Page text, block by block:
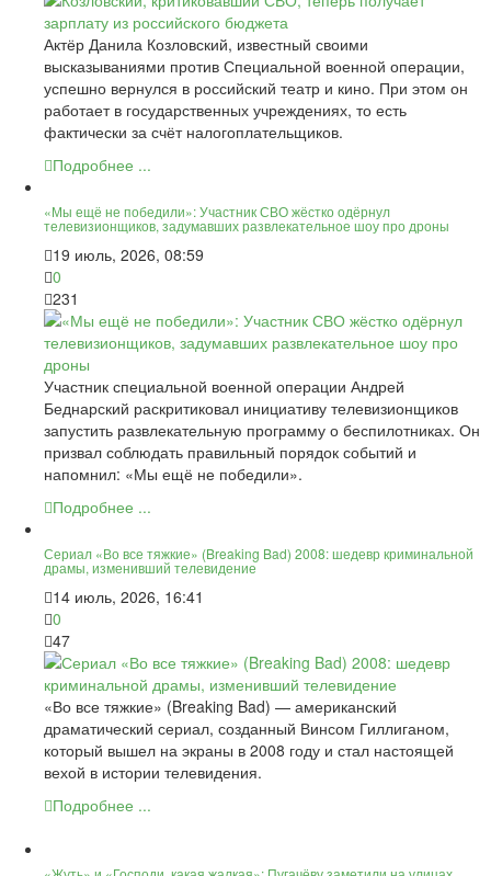
Актёр Данила Козловский, известный своими
высказываниями против Специальной военной операции,
успешно вернулся в российский театр и кино. При этом он
работает в государственных учреждениях, то есть
фактически за счёт налогоплательщиков.
Подробнее ...
«Мы ещё не победили»: Участник СВО жёстко одёрнул
телевизионщиков, задумавших развлекательное шоу про дроны
19 июль, 2026, 08:59
0
231
Участник специальной военной операции Андрей
Беднарский раскритиковал инициативу телевизионщиков
запустить развлекательную программу о беспилотниках. Он
призвал соблюдать правильный порядок событий и
напомнил: «Мы ещё не победили».
Подробнее ...
Сериал «Во все тяжкие» (Breaking Bad) 2008: шедевр криминальной
драмы, изменивший телевидение
14 июль, 2026, 16:41
0
47
«Во все тяжкие» (Breaking Bad) — американский
драматический сериал, созданный Винсом Гиллиганом,
который вышел на экраны в 2008 году и стал настоящей
вехой в истории телевидения.
Подробнее ...